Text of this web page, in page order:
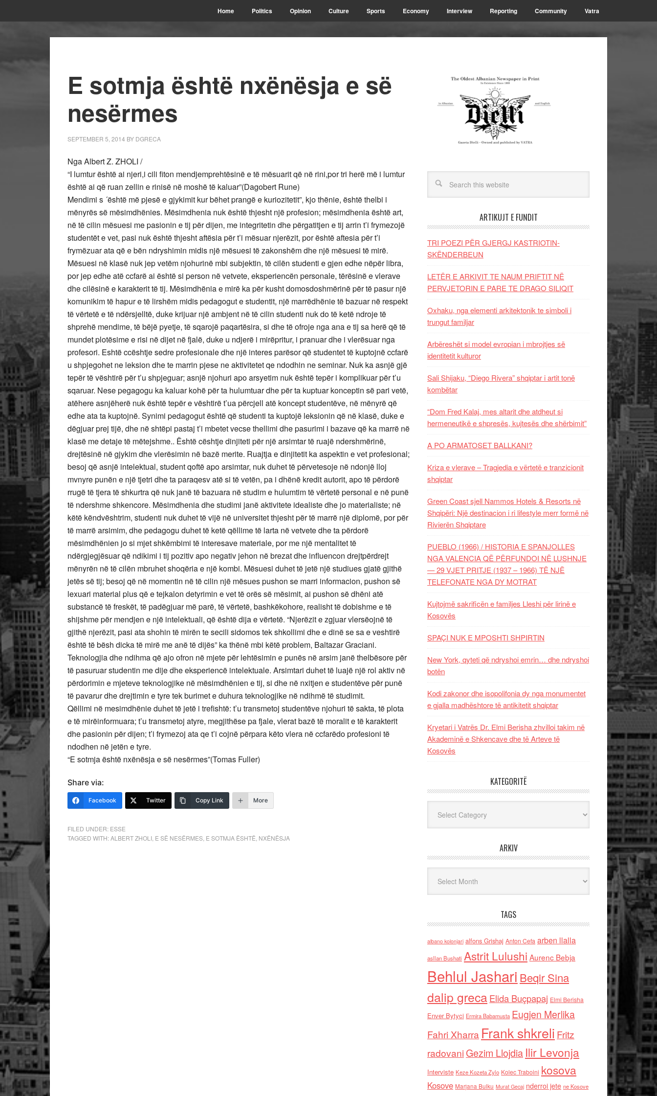
Home Politics Opinion Culture Sports Economy Interview Reporting Community Vatra
E sotmja është nxënësja e së
nesërmes
SEPTEMBER 5, 2014 BY DGRECA
Nga Albert Z. ZHOLI /
“I lumtur është ai njeri,i cili fiton mendjemprehtësinë e të mësuarit që në rini,por tri herë më i lumtur
është ai që ruan zellin e rinisë në moshë të kaluar”(Dagobert Rune)
Mendimi s ´është më pjesë e gjykimit kur bëhet prangë e kuriozitetit”, kjo thënie, është thelbi i
mënyrës së mësimdhënies. Mësimdhenia nuk është thjesht një profesion; mësimdhenia është art,
në të cilin mësuesi me pasionin e tij për dijen, me integritetin dhe përgatitjen e tij arrin t’i frymezojë
studentët e vet, pasi nuk është thjesht aftësia për t’i mësuar njerëzit, por është aftesia për t’i
frymëzuar ata që e bën ndryshimin midis një mësuesi të zakonshëm dhe një mësuesi të mirë.
Mësuesi në klasë nuk jep vetëm njohurinë mbi subjektin, të cilën studenti e gjen edhe nëpër libra,
por jep edhe atë ccfarë ai është si person në vetvete, eksperiencën personale, tërësinë e vlerave
dhe cilësinë e karakterit të tij. Mësimdhënia e mirë ka për kusht domosdoshmërinë për të pasur një
komunikim të hapur e të lirshëm midis pedagogut e studentit, një marrëdhënie të bazuar në respekt
të vërtetë e të ndërsjelltë, duke krijuar një ambjent në të cilin studenti nuk do të ketë ndroje të
shprehë mendime, të bëjë pyetje, të sqarojë paqartësira, si dhe të ofroje nga ana e tij sa herë që të
mundet plotësime e risi në dijet në fjalë, duke u ndjerë i mirëpritur, i pranuar dhe i vlerësuar nga
profesori. Eshtë ccështje sedre profesionale dhe një interes parësor që studentet të kuptojnë ccfarë
u shpjegohet ne leksion dhe te marrin pjese ne aktivitetet qe ndodhin ne seminar. Nuk ka asnjë gjë
tepër të vështirë për t’u shpjeguar; asnjë njohuri apo arsyetim nuk është tepër i komplikuar për t’u
sqaruar. Nese pegagogu ka kaluar kohë për ta hulumtuar dhe për ta kuptuar konceptin së pari vetë,
atëhere asnjëherë nuk është tepër e vështirë t’ua përcjell atë koncept studentëve, në mënyrë që
edhe ata ta kuptojnë. Synimi pedagogut është që studenti ta kuptojë leksionin që në klasë, duke e
dëgjuar prej tijë, dhe në shtëpi pastaj t’i mbetet vecse thellimi dhe pasurimi i bazave që ka marrë në
klasë me detaje të mëtejshme.. Është cështje dinjiteti për një arsimtar të ruajë ndershmërinë,
drejtësinë në gjykim dhe vlerësimin në bazë merite. Ruajtja e dinjitetit ka aspektin e vet profesional;
besoj që asnjë intelektual, student qoftë apo arsimtar, nuk duhet të përvetesoje në ndonjë lloj
mvnyre punën e një tjetri dhe ta paraqesv atë si të vetën, pa i dhënë kredit autorit, apo të përdorë
rrugë të tjera të shkurtra që nuk janë të bazuara në studim e hulumtim të vërtetë personal e në punë
të ndershme shkencore. Mësimdhenia dhe studimi janë aktivitete idealiste dhe jo materialiste; në
këtë këndvështrim, studenti nuk duhet të vijë në universitet thjesht për të marrë një diplomë, por për
të marrë arsimim, dhe pedagogu duhet të ketë qëllime të larta në vetvete dhe ta përdorë
mësimdhënien jo si mjet shkëmbimi të interesave materiale, por me një mentalitet të
ndërgjegjësuar që ndikimi i tij pozitiv apo negativ jehon në brezat dhe influencon drejtpërdrejt
mënyrën në të cilën mbruhet shoqëria e një kombi. Mësuesi duhet të jetë një studiues gjatë gjithë
jetës së tij; besoj që në momentin në të cilin një mësues pushon se marri informacion, pushon së
lexuari material plus që e tejkalon detyrimin e vet të orës së mësimit, ai pushon së dhëni atë
substancë të freskët, të padëgjuar më parë, të vërtetë, bashkëkohore, realisht të dobishme e të
shijshme për mendjen e një intelektuali, që është dija e vërtetë. “Njerëzit e zgjuar vlersëojnë të
gjithë njerëzit, pasi ata shohin të mirën te secili sidomos tek shkollimi dhe e dinë se sa e veshtirë
është të bësh dicka të mirë me anë të dijës” ka thënë mbi këtë problem, Baltazar Graciani.
Teknologjia dhe ndihma që ajo ofron në mjete për lehtësimin e punës në arsim janë thelbësore për
të pasuruar studentin me dije dhe eksperiencë intelektuale. Arsimtari duhet të luajë një rol aktiv në
përdorimin e mjeteve teknologjike në mësimdhënien e tij, si dhe në nxitjen e studentëve për punë
të pavarur dhe drejtimin e tyre tek burimet e duhura teknologjike në ndihmë të studimit.
Qëllimi në mesimdhënie duhet të jetë i trefishtë: t’u transmetoj studentëve njohuri të sakta, të plota
e të mirëinformuara; t’u transmetoj atyre, megjithëse pa fjale, vlerat bazë të moralit e të karakterit
dhe pasionin për dijen; t’i frymezoj ata qe t’i cojnë përpara këto vlera në ccfarëdo profesioni të
ndodhen në jetën e tyre.
“E sotmja është nxënësja e së nesërmes”(Tomas Fuller)
Share via:
Facebook Twitter Copy Link More
FILED UNDER: ESSE
TAGGED WITH:ALBERT ZHOLI E SË NESËRMES E SOTMJA ËSHTË NXËNËSJA
ARTIKUJT E FUNDIT
TRI POEZI PËR GJERGJ KASTRIOTIN-
SKËNDERBEUN
LETËR E ARKIVIT TE NAUM PRIFTIT NË
PERVJETORIN E PARE TE DRAGO SILIQIT
Oxhaku, nga elementi arkitektonik te simboli i
trungut familjar
Arbëreshët si model evropian i mbrojtjes së
identitetit kulturor
Sali Shijaku, “Diego Rivera” shqiptar i artit tonë
kombëtar
“Dom Fred Kalaj, mes altarit dhe atdheut si
hermeneutikë e shpresës, kujtesës dhe shërbimit”
A PO ARMATOSET BALLKANI?
Kriza e vlerave – Tragjedia e vërtetë e tranzicionit
shqiptar
Green Coast sjell Nammos Hotels & Resorts në
Shqipëri: Një destinacion i ri lifestyle merr formë në
Rivierën Shqiptare
PUEBLO (1966) / HISTORIA E SPANJOLLES
NGA VALENCIA QË PËRFUNDOI NË LUSHNJE
— 29 VJET PRITJE (1937 – 1966) TË NJË
TELEFONATE NGA DY MOTRAT
Kujtojmë sakrificën e familjes Lleshi për lirinë e
Kosovës
SPAÇI NUK E MPOSHTI SHPIRTIN
New York, qyteti që ndryshoi emrin… dhe ndryshoi
botën
Kodi zakonor dhe isopolifonia dy nga monumentet
e gjalla madhështore të antikitetit shqiptar
Kryetari i Vatrës Dr. Elmi Berisha zhvilloi takim në
Akademinë e Shkencave dhe të Arteve të
Kosovës
KATEGORITË
ARKIV
TAGS
albano kolonjari alfons Grishaj Anton Cefa arben llalla
asllan Bushati Astrit Lulushi Aurenc Bebja
Behlul Jashari Beqir Sina
dalip grecaElida Buçpapaj Elmi Berisha
Enver Bytyci Ermira Babamusta Eugjen Merlika
Fahri Xharra Frank shkreli Fritz
radovaniGezim Llojdia Ilir Levonja
Interviste Keze Kozeta Zylo Kolec Traboini kosova
Kosove Marjana Bulku Murat Gecaj nderroi jete ne Kosove